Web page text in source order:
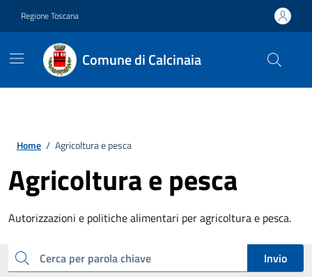
Regione Toscana
Comune di Calcinaia
Home / Agricoltura e pesca
Agricoltura e pesca
Autorizzazioni e politiche alimentari per agricoltura e pesca.
Esplora tutti i servizi
cerca
Invio